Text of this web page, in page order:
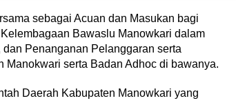
sebagai Acuan dan Masukan bagi
Bawaslu Manowkari dalam
Penanganan Pelanggaran serta
serta Badan Adhoc di bawanya.
Daerah Kabupaten Manowkari yang